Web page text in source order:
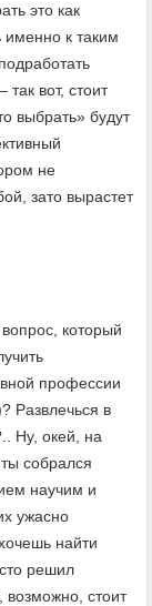
это как
к таким
вот, стоит
выбрать» будут
не
зато вырастет
который
профессии
Развлечься в
Ну, окей, на
собрался
научим и
ужасно
найти
решил
возможно, стоит